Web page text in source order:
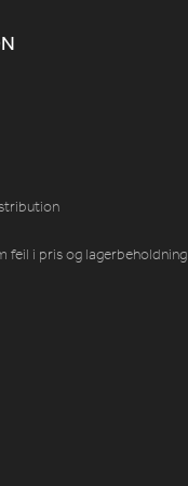
feil i pris og lagerbeholdning